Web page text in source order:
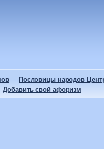
Пословицы народов
Добавить свой афоризм